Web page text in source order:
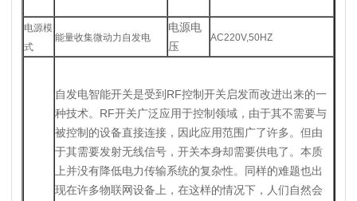
电源模
式
能量收集微动力自发电
电源电
压
AC220V,50HZ
自发电智能开关是受到RF控制开关启发而改进出来的一
种技术。RF开关广泛应用于控制领域，由于其不需要与
被控制的设备直接连接，因此应用范围广了许多。但由
于其需要发射无线信号，开关本身却需要供电了。本质
上并没有降低电力传输系统的复杂性。同样的难题也出
现在许多物联网设备上，在这样的情况下，人们自然会